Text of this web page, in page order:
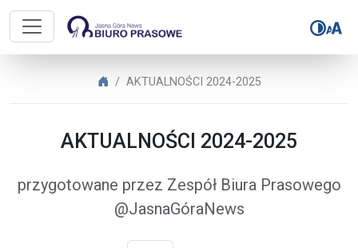
Biuro Prasowe Jasnej Góry –
Biuro Prasowe Jasnej Góry
AKTUALNOŚCI 2024-2025
AKTUALNOŚCI 2024-2025
przygotowane przez Zespół Biura Prasowego
@JasnaGóraNews